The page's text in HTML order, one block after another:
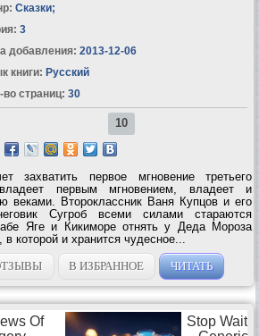
Сказки;
3
добавления: 2013-12-06
книги: Русский
во страниц: 30
10
захватить первое мгновение третьего
первым мгновением, владеет и
веками. Второклассник Ваня Купцов и его
Сугроб всеми силами стараются
Яге и Кикиморе отнять у Деда Мороза
которой и хранится чудесное...
В ИЗБРАННОЕ ЧИТАТЬ